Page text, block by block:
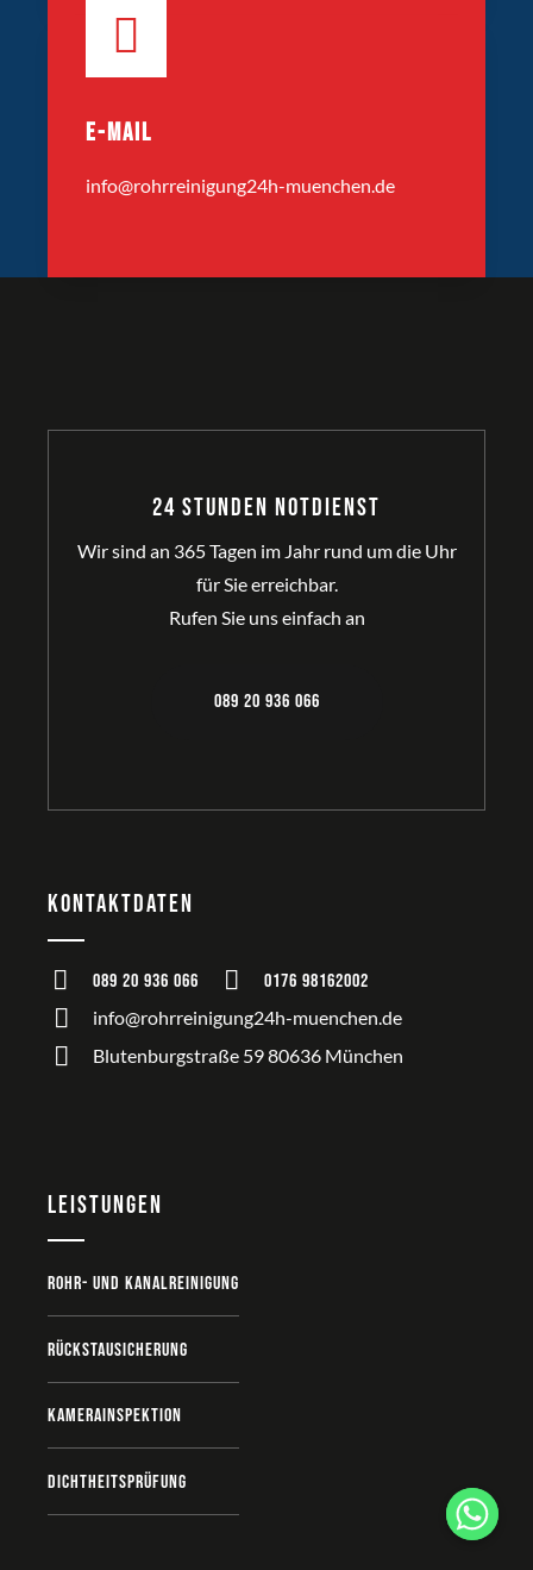
E-MAIL
info@rohrreinigung24h-muenchen.de
24 Stunden Notdienst
Wir sind an 365 Tagen im Jahr rund um die Uhr
für Sie erreichbar.
Rufen Sie uns einfach an
089 20 936 066
Kontaktdaten
089 20 936 066
0176 98162002
info@rohrreinigung24h-muenchen.de
Blutenburgstraße 59 80636 München
Leistungen
Rohr- und Kanalreinigung
Rückstausicherung
Kamerainspektion
Dichtheitsprüfung